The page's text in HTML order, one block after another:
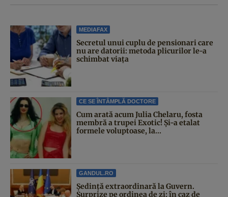
MEDIAFAX
Secretul unui cuplu de pensionari care
nu are datorii: metoda plicurilor le-a
schimbat viața
CE SE ÎNTÂMPLĂ DOCTORE
Cum arată acum Julia Chelaru, fosta
membră a trupei Exotic! Și-a etalat
formele voluptoase, la...
GANDUL.RO
Şedinţă extraordinară la Guvern.
Surprize pe ordinea de zi: în caz de